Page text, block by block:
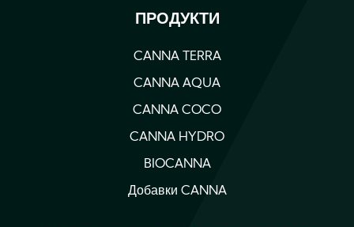
ПРОДУКТИ
CANNA TERRA
CANNA AQUA
CANNA COCO
CANNA HYDRO
BIOCANNA
Добавки CANNA